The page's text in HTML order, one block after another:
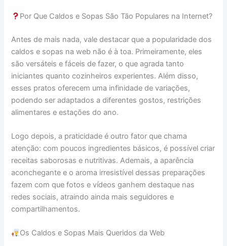
Por Que Caldos e Sopas São Tão Populares na Internet?
Antes de mais nada, vale destacar que a popularidade dos
caldos e sopas na web não é à toa. Primeiramente, eles
são versáteis e fáceis de fazer, o que agrada tanto
iniciantes quanto cozinheiros experientes. Além disso,
esses pratos oferecem uma infinidade de variações,
podendo ser adaptados a diferentes gostos, restrições
alimentares e estações do ano.
Logo depois, a praticidade é outro fator que chama
atenção: com poucos ingredientes básicos, é possível criar
receitas saborosas e nutritivas. Ademais, a aparência
aconchegante e o aroma irresistível dessas preparações
fazem com que fotos e vídeos ganhem destaque nas
redes sociais, atraindo ainda mais seguidores e
compartilhamentos.
Os Caldos e Sopas Mais Queridos da Web